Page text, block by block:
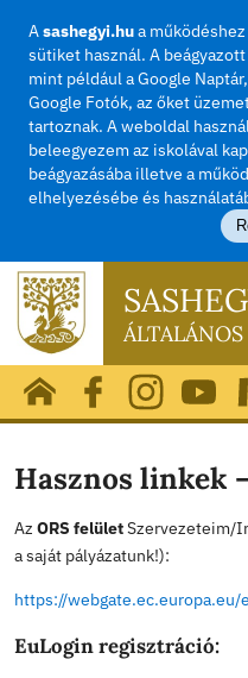
Asashegyi.hua
sütiket használ. A
mint például a Google
Google Fotók, az
tartoznak. A weboldal
beleegyezem az
beágyazásába illetve
elhelyezésébe és
Hasznos
AzORS felület